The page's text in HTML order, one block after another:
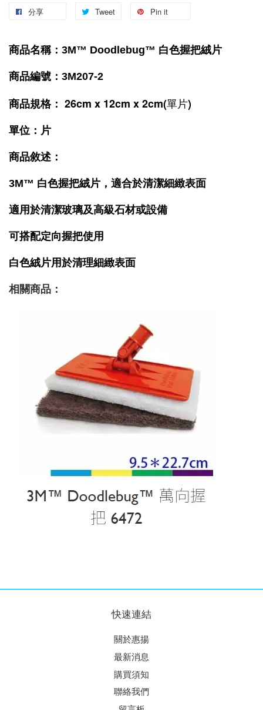
分享 Tweet Pin it
商品名稱：3M™ Doodlebug™ 白色握把絨片
商品編號：3M207-2
商品規格： 26cm x 12cm x 2cm(單片)
單位：片
商品敘述：
3M™ 白色握把絨片，適合於清潔細緻表面
適用於清潔玻璃及高級石材或設備
可搭配定向握把使用
白色絨片用於清理細緻表面
相關商品：
快速連結
關於惠揚
最新消息
購買須知
聯絡我們